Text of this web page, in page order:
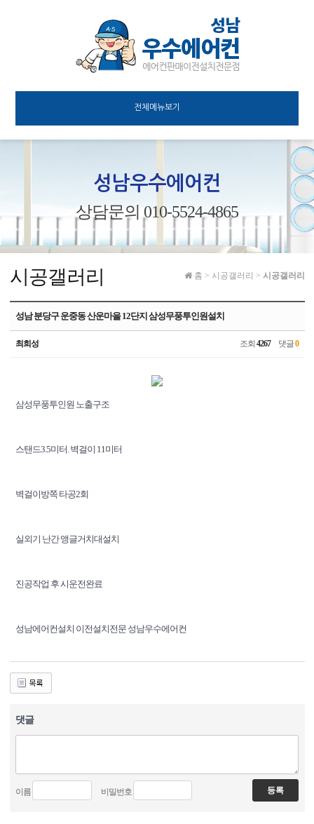
전체메뉴보기
성남우수에어컨
상담문의 010-5524-4865
시공갤러리 홈 > 시공갤러리 > 시공갤러리
성남 분당구 운중동 산운마을 12단지 삼성무풍투인원설치
최희성 조회 4267댓글0
삼성무풍투인원 노출구조
스탠드3.5미터. 벽걸이 11미터
벽걸이방쪽 타공2회
실외기 난간 앵글거치대설치
진공작업 후 시운전완료
성남에어컨설치 이전설치전문 성남우수에어컨
댓글
이름 비밀번호